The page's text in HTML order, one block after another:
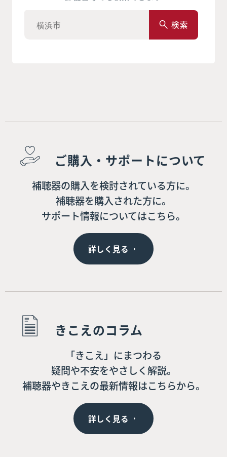
検索
ご購入・サポートについて
補聴器の購入を検討されている方に。
補聴器を購入された方に。
サポート情報についてはこちら。
詳しく見る
きこえのコラム
「きこえ」にまつわる
疑問や不安をやさしく解説。
補聴器やきこえの最新情報はこちらから。
詳しく見る